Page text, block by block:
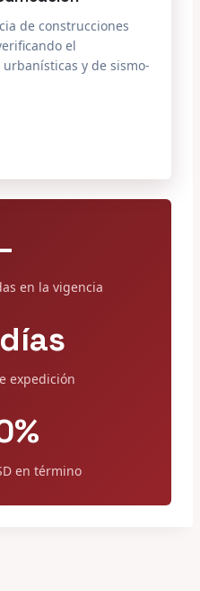
de construcciones
el
y de sismo-
en la vigencia
expedición
en término